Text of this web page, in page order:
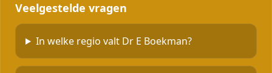
Veelgestelde vragen
In welke regio valt Dr E Boekman?